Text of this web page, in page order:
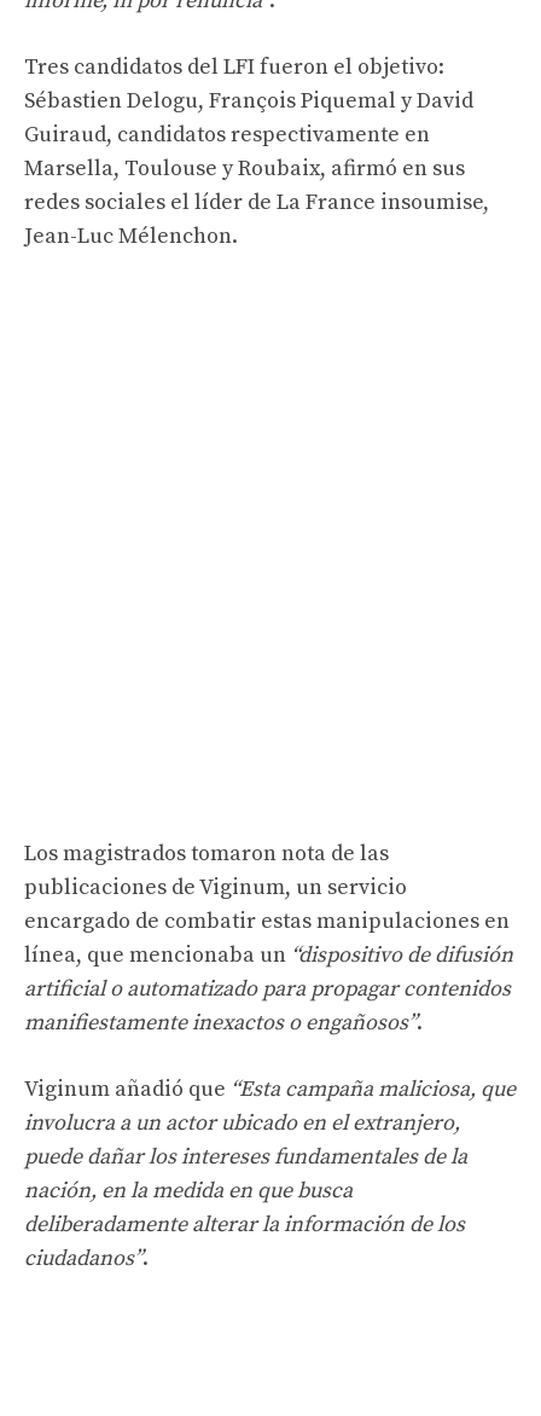
Tres candidatos del LFI fueron el objetivo:
Sébastien Delogu, François Piquemal y David
Guiraud, candidatos respectivamente en
Marsella, Toulouse y Roubaix, afirmó en sus
redes sociales el líder de La France insoumise,
Jean-Luc Mélenchon.
Los magistrados tomaron nota de las
publicaciones de Viginum, un servicio
encargado de combatir estas manipulaciones en
línea, que mencionaba un “dispositivo de difusión
artificial o automatizado para propagar contenidos
manifiestamente inexactos o engañosos”.
Viginum añadió que “Esta campaña maliciosa, que
involucra a un actor ubicado en el extranjero,
puede dañar los intereses fundamentales de la
nación, en la medida en que busca
deliberadamente alterar la información de los
ciudadanos”.